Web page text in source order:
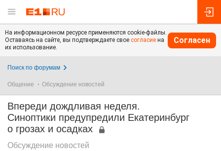
На информационном ресурсе применяются cookie-файлы.
Оставаясь на сайте, вы подтверждаете свое согласие на
их использование.
Согласен
Поиск по форумам
Общение Обсуждение новостей
Впереди дождливая неделя.
Синоптики предупредили Екатеринбург
о грозах и осадках
Обсуждение новостей